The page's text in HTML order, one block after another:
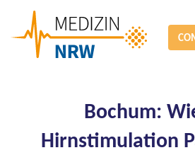
Bochum:
Hirnstimulation